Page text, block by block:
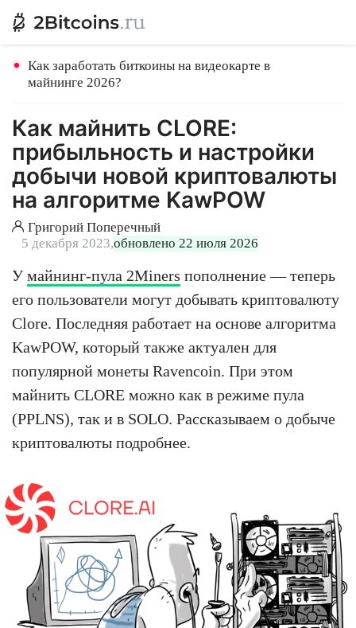
Как заработать биткоины на видеокарте в
майнинге 2026?
Как майнить CLORE:
прибыльность и настройки
добычи новой криптовалюты
на алгоритме KawPOW
Григорий Поперечный
5 декабря 2023,обновлено 22 июля 2026
У майнинг-пула 2Miners пополнение — теперь
его пользователи могут добывать криптовалюту
Clore. Последняя работает на основе алгоритма
KawPOW, который также актуален для
популярной монеты Ravencoin. При этом
майнить CLORE можно как в режиме пула
(PPLNS), так и в SOLO. Рассказываем о добыче
криптовалюты подробнее.